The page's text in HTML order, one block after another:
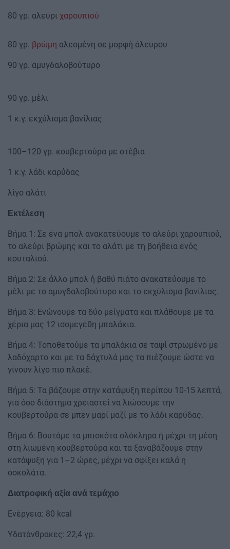
80 γρ. αλεύρι χαρουπιού
80 γρ. βρώμη αλεσμένη σε μορφή άλευρου
90 γρ. αμυγδαλοβούτυρο
90 γρ. μέλι
1 κ.γ. εκχύλισμα βανίλιας
100–120 γρ. κουβερτούρα με στέβια
1 κ.γ. λάδι καρύδας
λίγο αλάτι
Εκτέλεση
Βήμα 1: Σε ένα μπολ ανακατεύουμε το αλεύρι χαρουπιού,
το αλεύρι βρώμης και το αλάτι με τη βοήθεια ενός
κουταλιού.
Βήμα 2: Σε άλλο μπολ ή βαθύ πιάτο ανακατεύουμε το
μέλι με το αμυγδαλοβούτυρο και το εκχύλισμα βανίλιας.
Βήμα 3: Ενώνουμε τα δύο μείγματα και πλάθουμε με τα
χέρια μας 12 ισομεγέθη μπαλάκια.
Βήμα 4: Τοποθετούμε τα μπαλάκια σε ταψί στρωμένο με
λαδόχαρτο και με τα δάχτυλά μας τα πιέζουμε ώστε να
γίνουν λίγο πιο πλακέ.
Βήμα 5: Τα βάζουμε στην κατάψυξη περίπου 10-15 λεπτά,
για όσο διάστημα χρειαστεί να λιώσουμε την
κουβερτούρα σε μπεν μαρί μαζί με το λάδι καρύδας.
Βήμα 6: Βουτάμε τα μπισκότα ολόκληρα ή μέχρι τη μέση
στη λιωμένη κουβερτούρα και τα ξαναβάζουμε στην
κατάψυξη για 1–2 ώρες, μέχρι να σφίξει καλά η
σοκολάτα.
Διατροφική αξία ανά τεμάχιο
Ενέργεια: 80 kcal
Υδατάνθρακες: 22,4 γρ.